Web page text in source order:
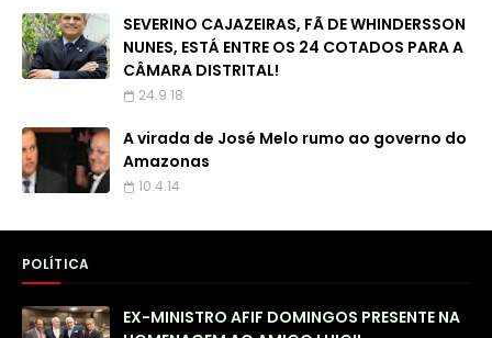
SEVERINO CAJAZEIRAS, FÃ DE WHINDERSSON
NUNES, ESTÁ ENTRE OS 24 COTADOS PARA A
CÂMARA DISTRITAL!
24.9.18
A virada de José Melo rumo ao governo do
Amazonas
10.4.14
POLÍTICA
EX-MINISTRO AFIF DOMINGOS PRESENTE NA